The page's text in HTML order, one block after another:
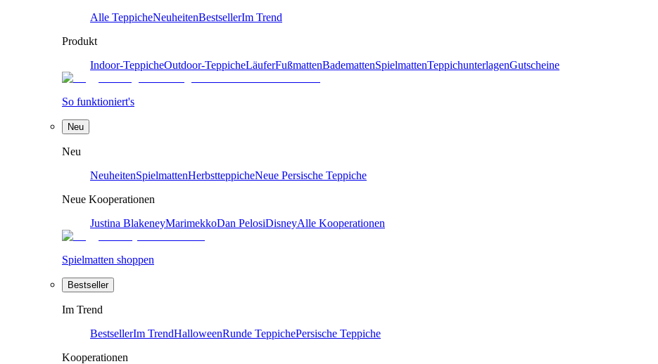
Alle TeppicheNeuheitenBestsellerIm Trend
Produkt
Indoor-TeppicheOutdoor-TeppicheLäuferFußmattenBademattenSpielmattenTeppichunterlagenGutscheine
So funktioniert's
Neu
Neu
NeuheitenSpielmattenHerbstteppicheNeue Persische Teppiche
Neue Kooperationen
Justina BlakeneyMarimekkoDan PelosiDisneyAlle Kooperationen
Spielmatten shoppen
Bestseller
Im Trend
BestsellerIm TrendHalloweenRunde TeppichePersische Teppiche
Kooperationen